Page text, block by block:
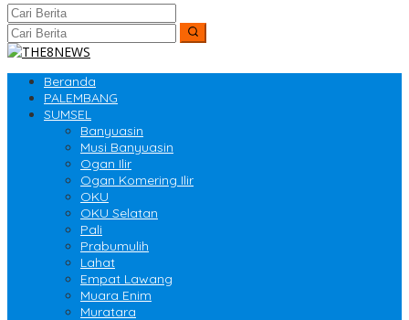
Beranda
PALEMBANG
SUMSEL
Banyuasin
Musi Banyuasin
Ogan Ilir
Ogan Komering Ilir
OKU
OKU Selatan
Pali
Prabumulih
Lahat
Empat Lawang
Muara Enim
Muratara